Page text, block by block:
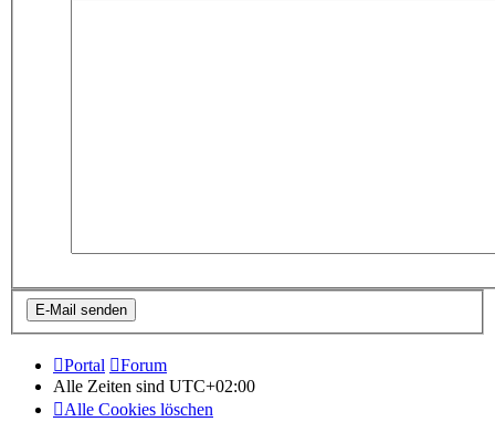
Portal
Forum
Alle Zeiten sind UTC+02:00
Alle Cookies löschen